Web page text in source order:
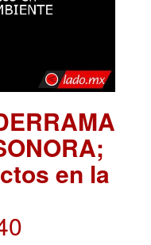
en la